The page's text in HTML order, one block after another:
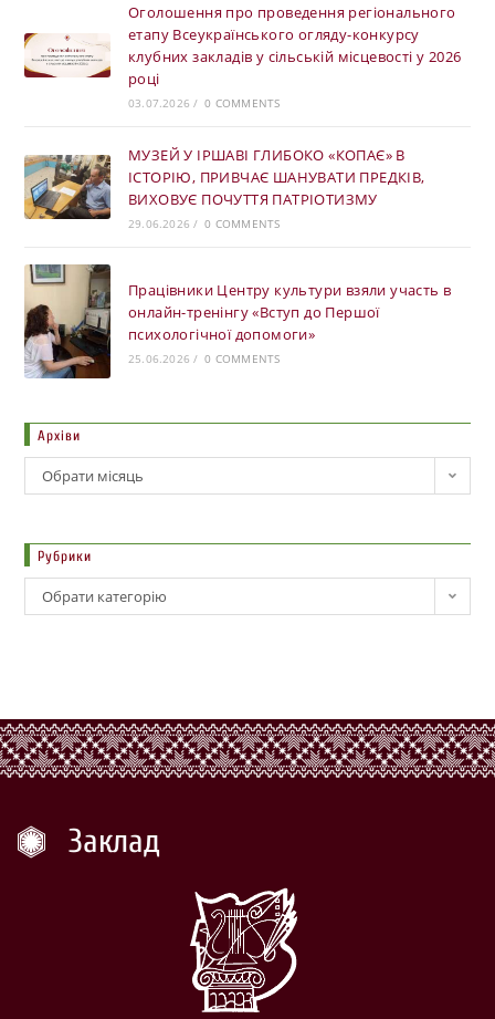
Оголошення про проведення регіонального
етапу Всеукраїнського огляду-конкурсу
клубних закладів у сільській місцевості у 2026
році
03.07.2026 / 0 COMMENTS
МУЗЕЙ У ІРШАВІ ГЛИБОКО «КОПАЄ» В
ІСТОРІЮ, ПРИВЧАЄ ШАНУВАТИ ПРЕДКІВ,
ВИХОВУЄ ПОЧУТТЯ ПАТРІОТИЗМУ
29.06.2026 / 0 COMMENTS
Працівники Центру культури взяли участь в
онлайн-тренінгу «Вступ до Першої
психологічної допомоги»
25.06.2026 / 0 COMMENTS
Архіви
Обрати місяць
Рубрики
Обрати категорію
Заклад